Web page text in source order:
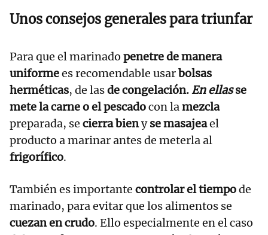
Unos consejos generales para triunfar
Para que el marinado penetre de manera
uniformees recomendable usarbolsas
herméticas, de lasde congelación.En ellasse
metela carne o el pescadocon lamezcla
preparada, se cierra bienyse masajeael
producto a marinar antes de meterla al
frigorífico.
También es importante controlar el tiempode
marinado, para evitar que los alimentos se
cuezan en crudo. Ello especialmente en el caso